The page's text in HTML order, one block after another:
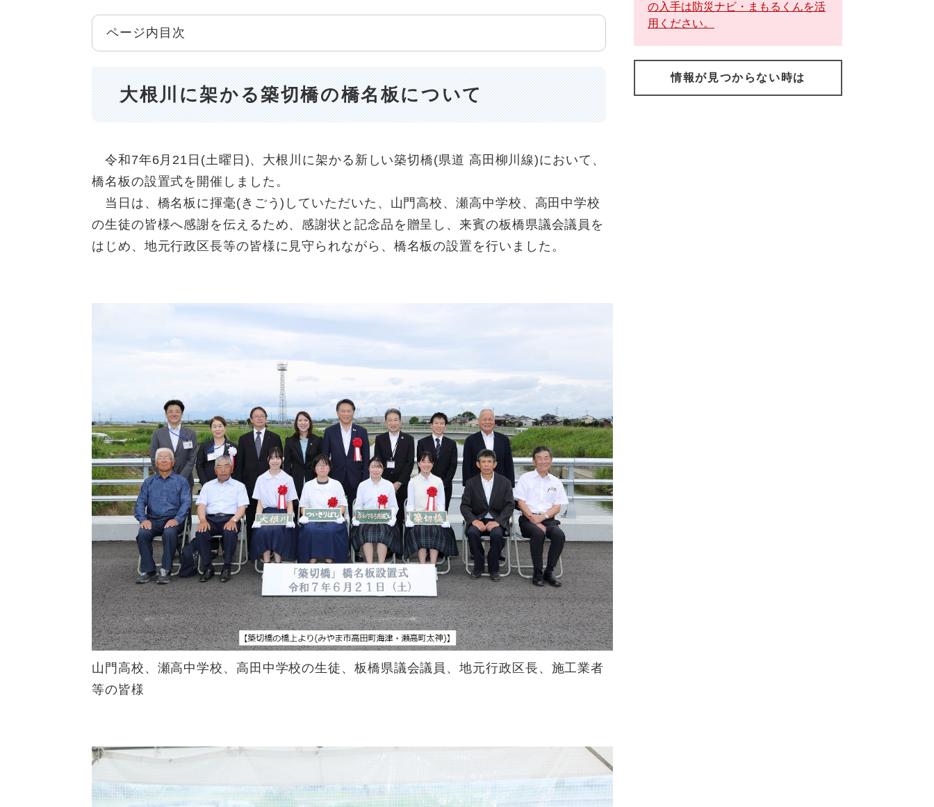
ページ内目次
大根川に架かる築切橋の橋名板について
令和7年6月21日(土曜日)、大根川に架かる新しい築切橋(県道 高田柳川線)において、
橋名板の設置式を開催しました。
当日は、橋名板に揮毫(きごう)していただいた、山門高校、瀬高中学校、高田中学校
の生徒の皆様へ感謝を伝えるため、感謝状と記念品を贈呈し、来賓の板橋県議会議員を
はじめ、地元行政区長等の皆様に見守られながら、橋名板の設置を行いました。
山門高校、瀬高中学校、高田中学校の生徒、板橋県議会議員、地元行政区長、施工業者
等の皆様
の入手は防災ナビ・まもるくんを活
用ください。
情報が見つからない時は